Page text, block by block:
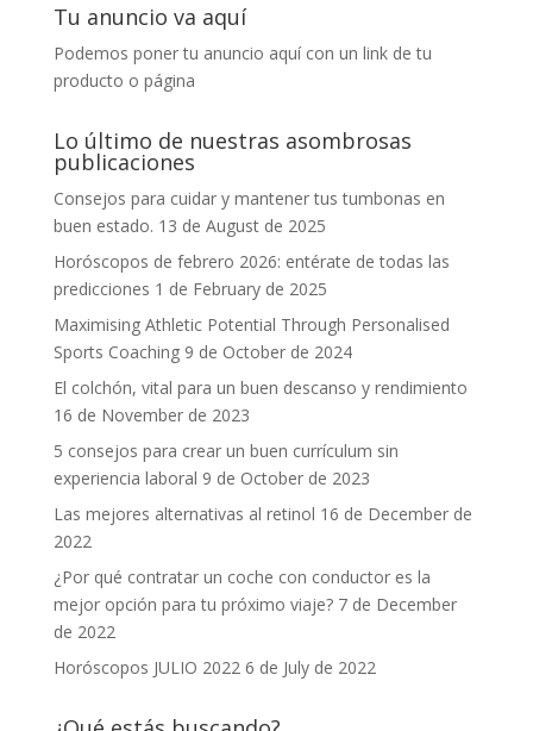
Tu anuncio va aquí
Podemos poner tu anuncio aquí con un link de tu
producto o página
Lo último de nuestras asombrosas
publicaciones
Consejos para cuidar y mantener tus tumbonas en
buen estado. 13 de August de 2025
Horóscopos de febrero 2026: entérate de todas las
predicciones 1 de February de 2025
Maximising Athletic Potential Through Personalised
Sports Coaching 9 de October de 2024
El colchón, vital para un buen descanso y rendimiento
16 de November de 2023
5 consejos para crear un buen currículum sin
experiencia laboral 9 de October de 2023
Las mejores alternativas al retinol 16 de December de
2022
¿Por qué contratar un coche con conductor es la
mejor opción para tu próximo viaje? 7 de December
de 2022
Horóscopos JULIO 2022 6 de July de 2022